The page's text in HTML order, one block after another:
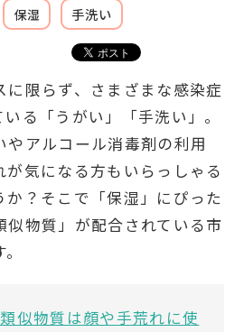
保湿 手洗い
限らず、さまざまな感染症
る「うがい」「手洗い」。
やアルコール消毒剤の利用
が気になる方もいらっしゃる
？そこで「保湿」にぴった
似物質」が配合されている市
似物質は顔や手荒れに使